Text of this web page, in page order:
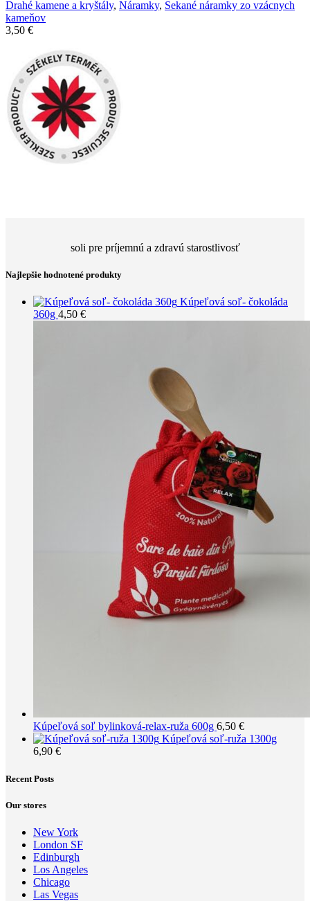
Drahé kamene a kryštály, Náramky, Sekané náramky zo vzácnych
kameňov
3,50 €
soli pre príjemnú a zdravú starostlivosť
Najlepšie hodnotené produkty
Kúpeľová soľ- čokoláda
360g 4,50 €
Kúpeľová soľ bylinková-relax-ruža 600g 6,50 €
Kúpeľová soľ-ruža 1300g
6,90 €
Recent Posts
Our stores
New York
London SF
Edinburgh
Los Angeles
Chicago
Las Vegas